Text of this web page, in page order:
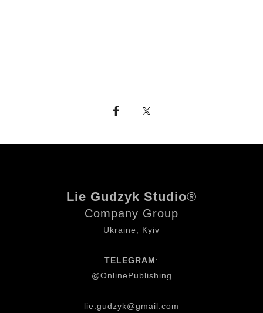
Lie Gudzyk Studio®
Company Group
Ukraine, Kyiv
TELEGRAM:
@OnlinePublishing
lie.gudzyk@gmail.com